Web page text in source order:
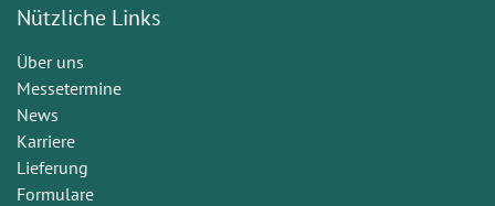
Nützliche Links
Über uns
Messetermine
News
Karriere
Lieferung
Formulare